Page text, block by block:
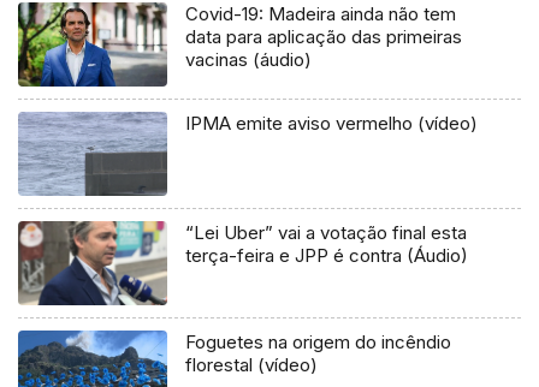
Covid-19: Madeira ainda não tem
data para aplicação das primeiras
vacinas (áudio)
IPMA emite aviso vermelho (vídeo)
“Lei Uber” vai a votação final esta
terça-feira e JPP é contra (Áudio)
Foguetes na origem do incêndio
florestal (vídeo)